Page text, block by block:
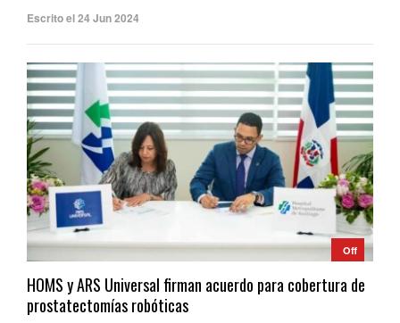
Escrito el 24 Jun 2024
Off
HOMS y ARS Universal firman acuerdo para cobertura de
prostatectomías robóticas